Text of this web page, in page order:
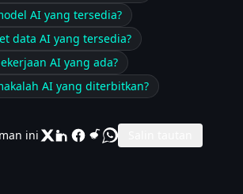
AI yang tersedia?
data AI yang tersedia?
AI yang ada?
AI yang diterbitkan?
ini